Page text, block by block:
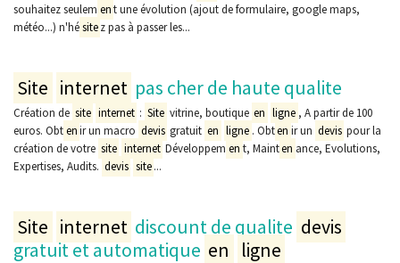
souhaitez seulem ent une évolution (ajout de formulaire, google maps,
météo...) n'hésite z pas à passer les...
Site internet pas cher de haute qualite
Création de site internet : Site vitrine, boutique en ligne , A partir de 100
euros. Obtenir un macro devis gratuit en ligne . Obten ir un devis pour la
création de votre site internet Développem en t, Mainten ance, Evolutions,
Expertises, Audits. devis site...
Site internet discount de qualite devis
gratuit et automatique en ligne